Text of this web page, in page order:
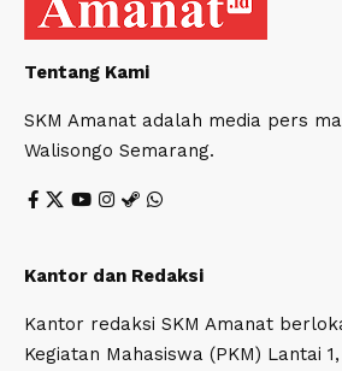
Tentang Kami
SKM Amanat adalah media pers
Walisongo Semarang.
Kantor dan Redaksi
Kantor redaksi SKM Amanat
Kegiatan Mahasiswa (PKM) Lantai